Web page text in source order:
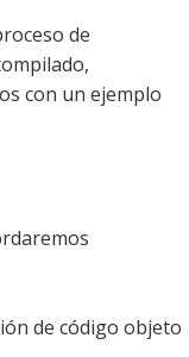
de
con un ejemplo
de código objeto